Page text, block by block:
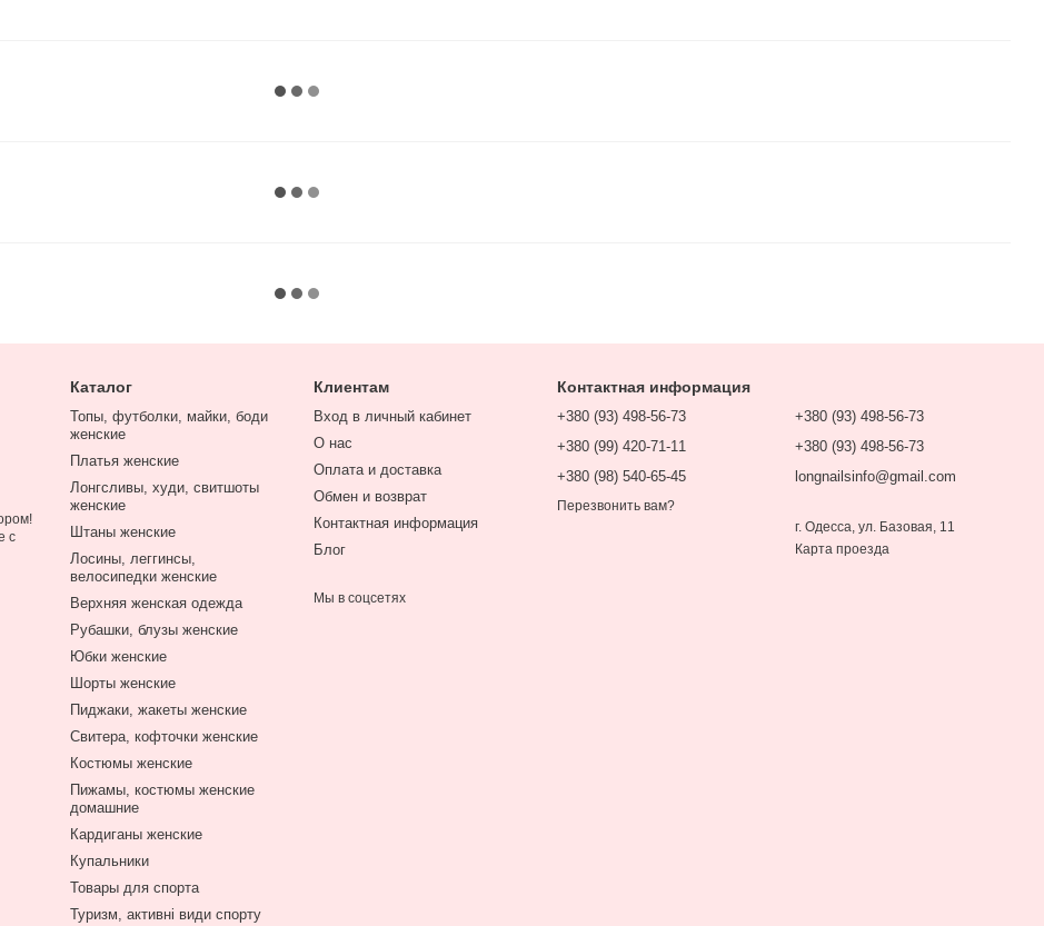
с
Каталог
Топы, футболки, майки, боди
женские
Платья женские
Лонгсливы, худи, свитшоты
женские
Штаны женские
Лосины, леггинсы,
велосипедки женские
Верхняя женская одежда
Рубашки, блузы женские
Юбки женские
Шорты женские
Пиджаки, жакеты женские
Свитера, кофточки женские
Костюмы женские
Пижамы, костюмы женские
домашние
Кардиганы женские
Купальники
Товары для спорта
Туризм, активні види спорту
Клиентам
Вход в личный кабинет
О нас
Оплата и доставка
Обмен и возврат
Контактная информация
Блог
Мы в соцсетях
Контактная информация
+380 (93) 498-56-73
+380 (99) 420-71-11
+380 (98) 540-65-45
Перезвонить вам?
+380 (93) 498-56-73
+380 (93) 498-56-73
longnailsinfo@gmail.com
г. Одесса, ул. Базовая, 11
Карта проезда